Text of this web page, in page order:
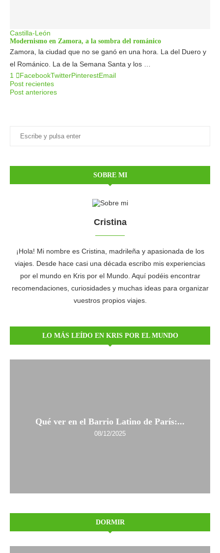
Castilla-León
Modernismo en Zamora, a la sombra del románico
Zamora, la ciudad que no se ganó en una hora. La del Duero y
el Románico. La de la Semana Santa y los …
1
FacebookTwitterPinterestEmail
Post recientes
Post anteriores
SOBRE MI
Cristina
¡Hola! Mi nombre es Cristina, madrileña y apasionada de los
viajes. Desde hace casi una década escribo mis experiencias
por el mundo en Kris por el Mundo. Aquí podéis encontrar
recomendaciones, curiosidades y muchas ideas para organizar
vuestros propios viajes.
LO MÁS LEÍDO EN KRIS POR EL MUNDO
Qué ver en el Barrio Latino de París:...
08/12/2025
DORMIR